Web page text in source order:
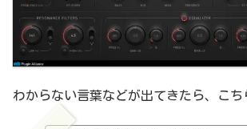
わからない言葉などが出てきたら、こち